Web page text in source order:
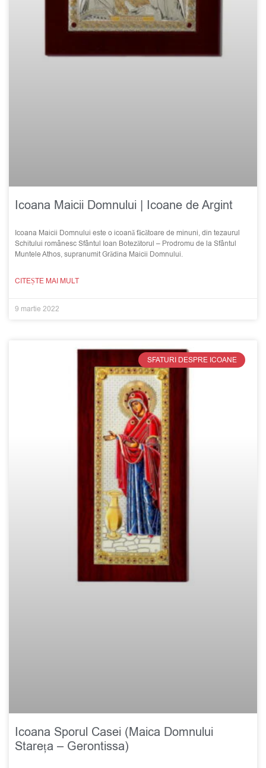
Icoana Maicii Domnului | Icoane de Argint
Icoana Maicii Domnului este o icoană făcătoare de minuni, din tezaurul
Schitului românesc Sfântul Ioan Botezătorul – Prodromu de la Sfântul
Muntele Athos, supranumit Grădina Maicii Domnului.
CITEȘTE MAI MULT
9 martie 2022
SFATURI DESPRE ICOANE
Icoana Sporul Casei (Maica Domnului
Stareța – Gerontissa)